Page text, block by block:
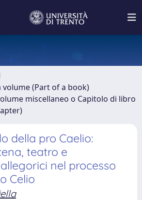
(Part of a book)
miscellaneo o Capitolo di libro
della pro Caelio:
teatro e
nel processo
Celio